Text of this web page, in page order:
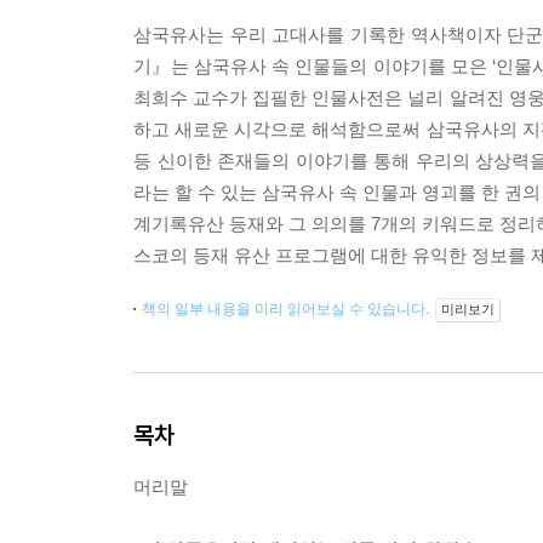
삼국유사는 우리 고대사를 기록한 역사책이자 단
기』는 삼국유사 속 인물들의 이야기를 모은 ‘인물
최희수 교수가 집필한 인물사전은 널리 알려진 영
하고 새로운 시각으로 해석함으로써 삼국유사의
등 신이한 존재들의 이야기를 통해 우리의 상상
라는 할 수 있는 삼국유사 속 인물과 영괴를 한 권
계기록유산 등재와 그 의의를 7개의 키워드로 정
스코의 등재 유산 프로그램에 대한 유익한 정보를
책의 일부 내용을 미리 읽어보실 수 있습니다. 미리보기
목차
머리말